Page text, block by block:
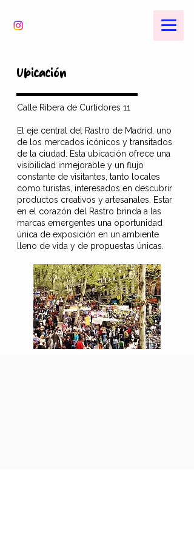
Ubicación
Calle Ribera de Curtidores 11
El eje central del Rastro de Madrid, uno
de los mercados icónicos y transitados
de la ciudad. Esta ubicación ofrece una
visibilidad inmejorable y un flujo
constante de visitantes, tanto locales
como turistas, interesados en descubrir
productos creativos y artesanales. Estar
en el corazón del Rastro brinda a las
marcas emergentes una oportunidad
única de exposición en un ambiente
lleno de vida y de propuestas únicas.